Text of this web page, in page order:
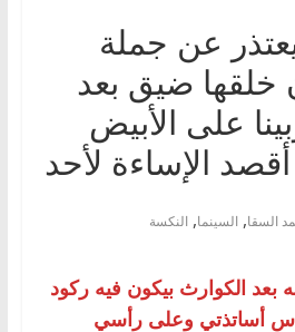
عن جملة
خلقها ضيق بعد
على الأبيض
الإساءة لأحد
السقا, السينما, النكسة
بعد الكوارث بيكون فيه ركود
أساتذتي وعلى رأسي